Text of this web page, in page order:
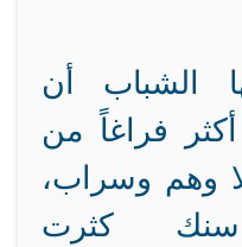
الشباب أن
فراغاً من
وهم وسراب،
كثرت